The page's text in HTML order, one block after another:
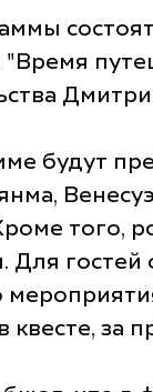
"Время
будут
того,
Для
квесте,